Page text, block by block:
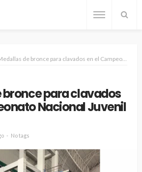
de bronce para clavados en el Campeonato Nacional Juvenil 2022
bronce para clavados
Nacional Juvenil
No tags